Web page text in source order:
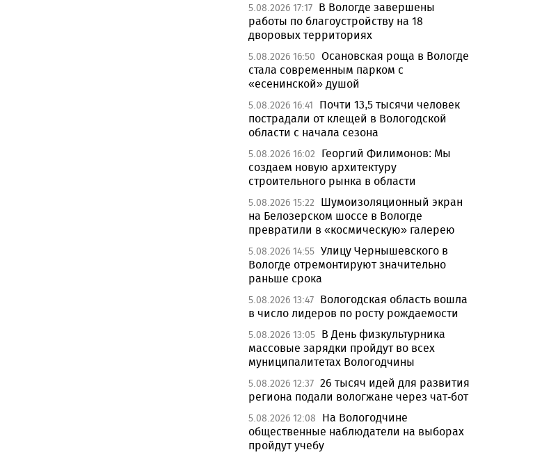
5.08.2026 17:17 В Вологде завершены
работы по благоустройству на 18
дворовых территориях
5.08.2026 16:50 Осановская роща в Вологде
стала современным парком с
«есенинской» душой
5.08.2026 16:41
Почти 13,5 тысячи человек
пострадали от клещей в Вологодской
области с начала сезона
5.08.2026 16:02
Георгий Филимонов: Мы
создаем новую архитектуру
строительного рынка в области
5.08.2026 15:22
Шумоизоляционный экран
на Белозерском шоссе в Вологде
превратили в «космическую» галерею
5.08.2026 14:55 Улицу Чернышевского в
Вологде отремонтируют значительно
раньше срока
5.08.2026 13:47 Вологодская область вошла
в число лидеров по росту рождаемости
5.08.2026 13:05 В День физкультурника
массовые зарядки пройдут во всех
муниципалитетах Вологодчины
5.08.2026 12:37 26 тысяч идей для развития
региона подали вологжане через чат-бот
5.08.2026 12:08
На Вологодчине
общественные наблюдатели на выборах
пройдут учебу